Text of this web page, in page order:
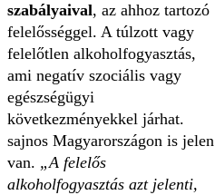
szabályaival, az ahhoz tartozó
felelősséggel. A túlzott vagy
felelőtlen alkoholfogyasztás,
ami negatív szociális vagy
egészségügyi
következményekkel járhat.
sajnos Magyarországon is jelen
van. „A felelős
alkoholfogyasztás azt jelenti,